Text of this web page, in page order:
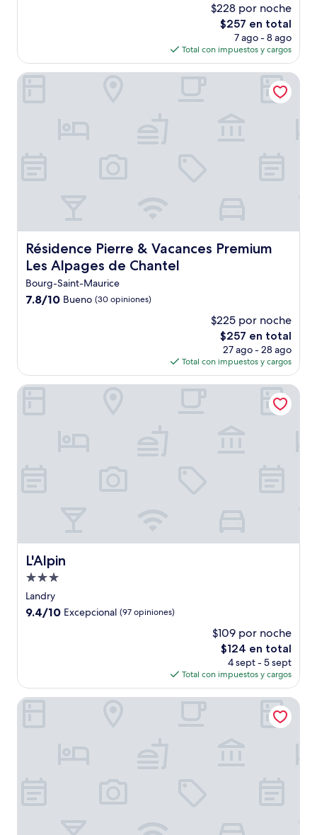
$228 por noche
El
precio
actual
es
de
$257 en total
7 ago - 8 ago
Total con impuestos y cargos
Résidence Pierre & Vacances Premium
Les Alpages de Chantel
Résidence Pierre & Vacances Premium Les Alpages de
Bourg-Saint-Maurice
7.8
7.8/10 Bueno (30 opiniones)
$225 por noche
El
precio
actual
es
de
$257 en total
27 ago - 28 ago
Total con impuestos y cargos
Résidence Pierre & Vacances Premium Les Alpages de
L'Alpin
L'Alpin
Propiedad
de
3.0
Landry
9.4
9.4/10 Excepcional (97 opiniones)
$109 por noche
El
precio
actual
es
de
$124 en total
4 sept - 5 sept
Total con impuestos y cargos
L'Alpin
Hotel Base Camp Lodge - Bourg Saint Maurice